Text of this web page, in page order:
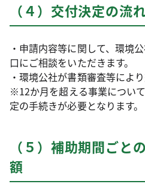
（４）交付決定の流
・申請内容等に関して、環境
口にご相談をいただきます。
・環境公社が書類審査等によ
※12か月を超える事業につい
定の手続きが必要となります。
（５）補助期間ごと
額